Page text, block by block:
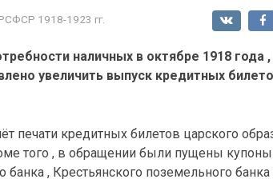
1918-1923 гг.
наличных в октябре 1918 года
увеличить выпуск кредитных
печати кредитных билетов царского
того , в обращении были пущены
, Крестьянского поземельного банка